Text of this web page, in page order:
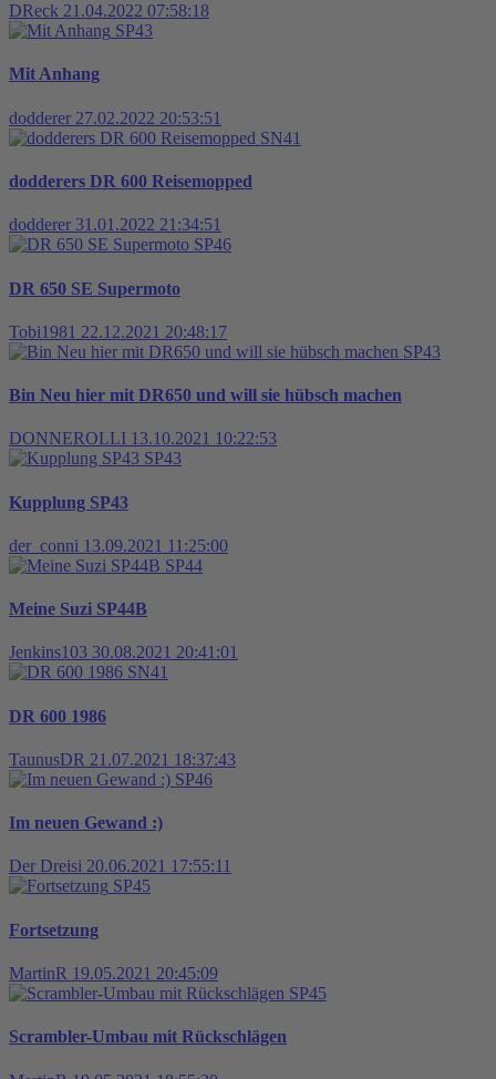
DReck 21.04.2022 07:58:18
SP43
Mit Anhang
dodderer 27.02.2022 20:53:51
SN41
dodderers DR 600 Reisemopped
dodderer 31.01.2022 21:34:51
SP46
DR 650 SE Supermoto
Tobi1981 22.12.2021 20:48:17
SP43
Bin Neu hier mit DR650 und will sie hübsch machen
DONNEROLLI 13.10.2021 10:22:53
SP43
Kupplung SP43
der_conni 13.09.2021 11:25:00
SP44
Meine Suzi SP44B
Jenkins103 30.08.2021 20:41:01
SN41
DR 600 1986
TaunusDR 21.07.2021 18:37:43
SP46
Im neuen Gewand :)
Der Dreisi 20.06.2021 17:55:11
SP45
Fortsetzung
MartinR 19.05.2021 20:45:09
SP45
Scrambler-Umbau mit Rückschlägen